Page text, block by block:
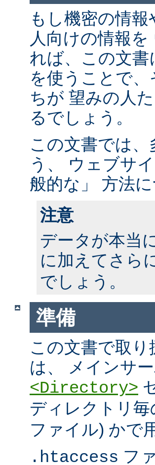
もし機密の情
人向けの情報
れば、この文
を使うことで
ちが 望みの人
るでしょう。
この文書では
う、 ウェブサ
般的な」 方法
注意
データが本当
に加えてさら
でしょう。
準備
この文書で取
は、 メインサ
<Directory>
ディレクトリ
ファイル) かで
.htaccess フ